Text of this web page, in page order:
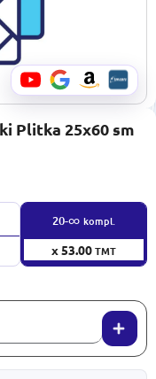
Plitka 25x60 sm
20-∞ kompl.
x 53.00TMT